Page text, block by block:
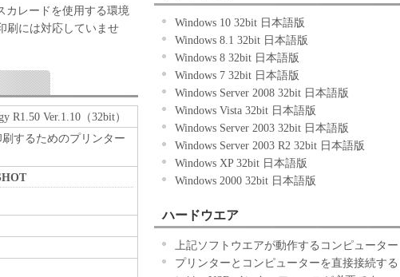
的のために、「キヤノ
のコンピューター（以
媒体上にインストール
アクセスすること、も
ための非独占的権利を
にネットワークを通じ
の使用者に対して「本
ンピューターの使用者
の履行に関し全責任を
用するためのバックア
できます。
キヤノンのライセンサ
ず、本契約書によって
カレードを使用する環境
刷には対応していませ
R1.50 Ver.1.10（32bit）
するためのプリンター
Windows 10 32bit 日本語版
Windows 8.1 32bit 日本語版
Windows 8 32bit 日本語版
Windows 7 32bit 日本語版
Windows Server 2008 32bit 日本語版
Windows Vista 32bit 日本語版
Windows Server 2003 32bit 日本語版
Windows Server 2003 R2 32bit 日本語版
Windows XP 32bit 日本語版
Windows 2000 32bit 日本語版
ハードウエア
上記ソフトウエアが動作するコンピューター
プリンターとコンピューターを直接接続する